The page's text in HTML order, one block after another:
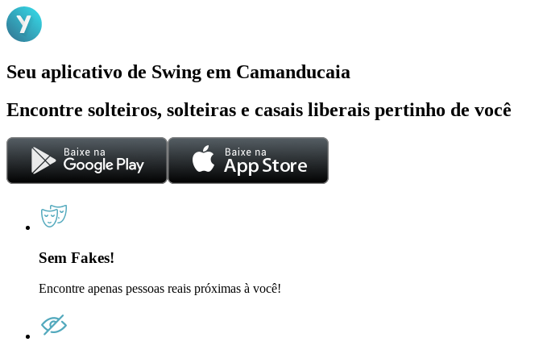
Seu aplicativo de Swing em Camanducaia
Encontre solteiros, solteiras e casais liberais pertinho de você
Sem Fakes!
Encontre apenas pessoas reais próximas à você!